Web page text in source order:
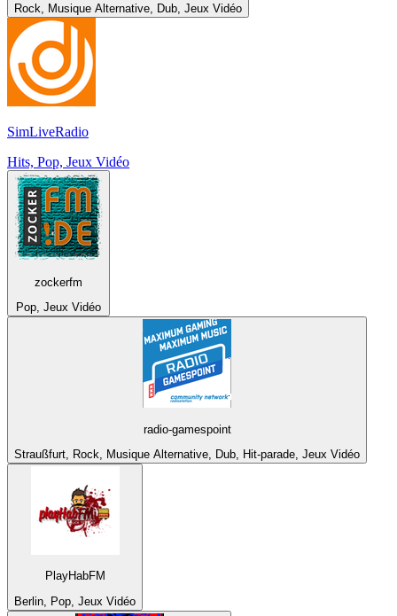
Rock, Musique Alternative, Dub, Jeux Vidéo
SimLiveRadio
Hits, Pop, Jeux Vidéo
zockerfm
Pop, Jeux Vidéo
radio-gamespoint
Straußfurt, Rock, Musique Alternative, Dub, Hit-parade, Jeux Vidéo
PlayHabFM
Berlin, Pop, Jeux Vidéo